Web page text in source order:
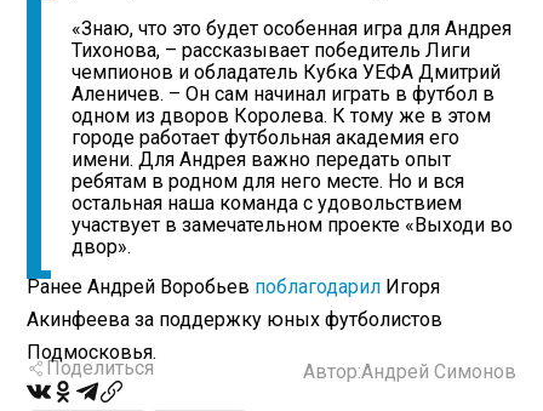
«Знаю, что это будет особенная игра для Андрея
Тихонова, – рассказывает победитель Лиги
чемпионов и обладатель Кубка УЕФА Дмитрий
Аленичев. – Он сам начинал играть в футбол в
одном из дворов Королева. К тому же в этом
городе работает футбольная академия его
имени. Для Андрея важно передать опыт
ребятам в родном для него месте. Но и вся
остальная наша команда с удовольствием
участвует в замечательном проекте «Выходи во
двор».
Ранее Андрей Воробьев поблагодарил Игоря
Акинфеева за поддержку юных футболистов
Подмосковья.
Поделиться Автор:Андрей Симонов